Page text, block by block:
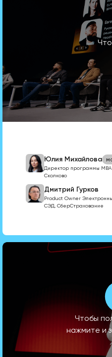
Юлия Михайлова
Директор программы
Сколково
Дмитрий Гурков
Product Owner
СЭД, СберСтрахование
Чтобы
нажмите и